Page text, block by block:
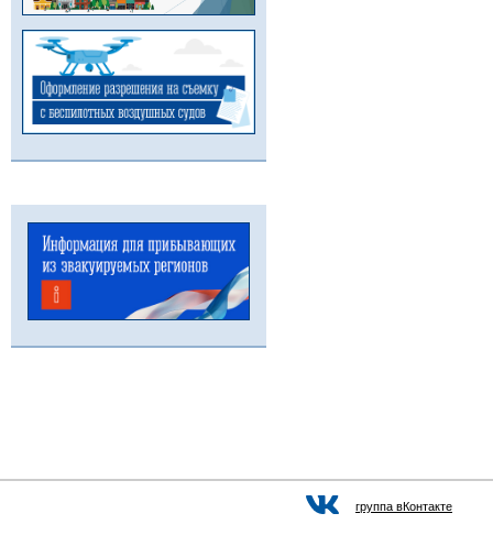
группа вКонтакте